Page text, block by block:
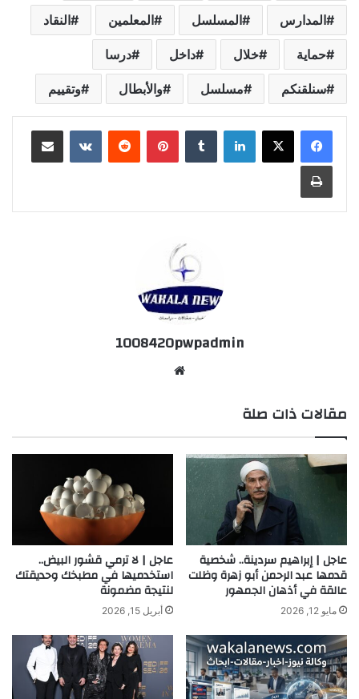
المدارس المسلسل المعلمين النقاد
حماية خلال داخل درسا
سنلقنكم مسلسل والأبطال وتقييم
لينكدإن بينتيريست
1008420pwpadmin
مقالات ذات صلة
عاجل | إبراهيم سردينة.. شخصية
قدمها عبد الرحمن أبو زهرة وظلت
عالقة في أذهان الجمهور
مايو 12, 2026
عاجل | لا ترمي قشور البيض..
استخدميها في مطبخك وحديقتك
لنتيجة مضمونة
أبريل 15, 2026